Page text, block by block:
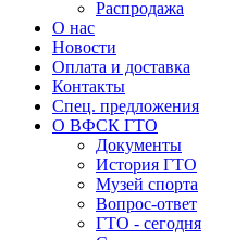
Распродажа
О нас
Новости
Оплата и доставка
Контакты
Спец. предложения
О ВФСК ГТО
Документы
История ГТО
Музей спорта
Вопрос-ответ
ГТО - сегодня